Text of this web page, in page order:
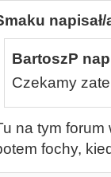
napisał/
BartoszP
Czekamy
na tym
fochy,